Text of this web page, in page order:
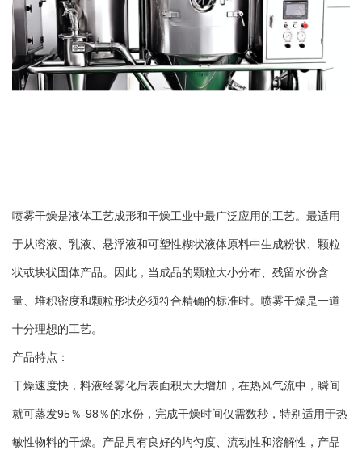
喷雾干燥是液体工艺成形和干燥工业中最广泛应用的工艺。最适用
于从溶液、乳液、悬浮液和可塑性糊状液体原料中生成粉状、颗粒
状或块状固体产品。因此，当成品的颗粒大小分布、残留水份含
量、堆积密度和颗粒形状必须符合精确的标准时。喷雾干燥是一道
十分理想的工艺。
产品特点：
干燥速度快，料液经雾化后表面积大大增加，在热风气流中，瞬间
就可蒸发95％-98％的水份，完成干燥时间仅需数秒，特别适用于热
敏性物料的干燥。产品具有良好的均匀度、流动性和溶解性，产品